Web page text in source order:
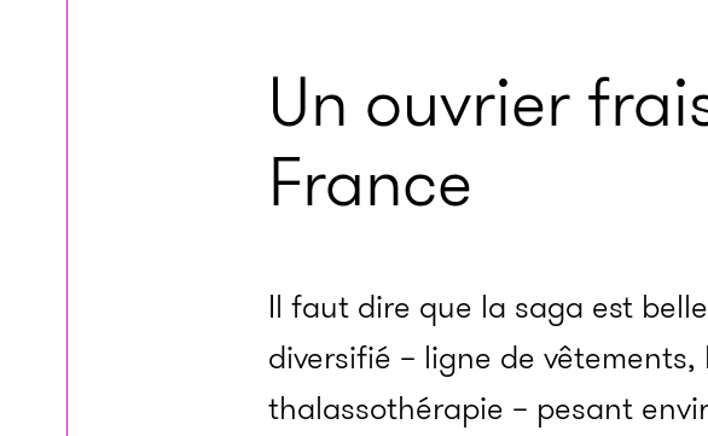
Un ouvrier
France
Il faut dire que la saga est
diversifié – ligne de
thalassothérapie – pesant